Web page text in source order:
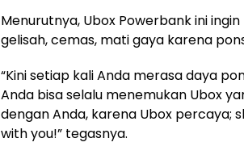
Menurutnya, Ubox Powerbank ini
gelisah, cemas, mati gaya karena
“Kini setiap kali Anda merasa daya
Anda bisa selalu menemukan Ubox
dengan Anda, karena Ubox percaya;
with you!” tegasnya.